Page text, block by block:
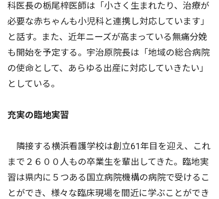
科医長の栃尾梓医師は「小さく生まれたり、治療が
必要な赤ちゃんも小児科と連携し対応しています」
と話す。また、近年ニーズが高まっている無痛分娩
も開始を予定する。宇治原院長は「地域の総合病院
の使命として、あらゆる出産に対応していきたい」
としている。
充実の臨地実習
隣接する横浜看護学校は創立61年目を迎え、これ
まで２６００人もの卒業生を輩出してきた。臨地実
習は県内に５つある国立病院機構の病院で受けるこ
とができ、様々な臨床現場を間近に学ぶことができ